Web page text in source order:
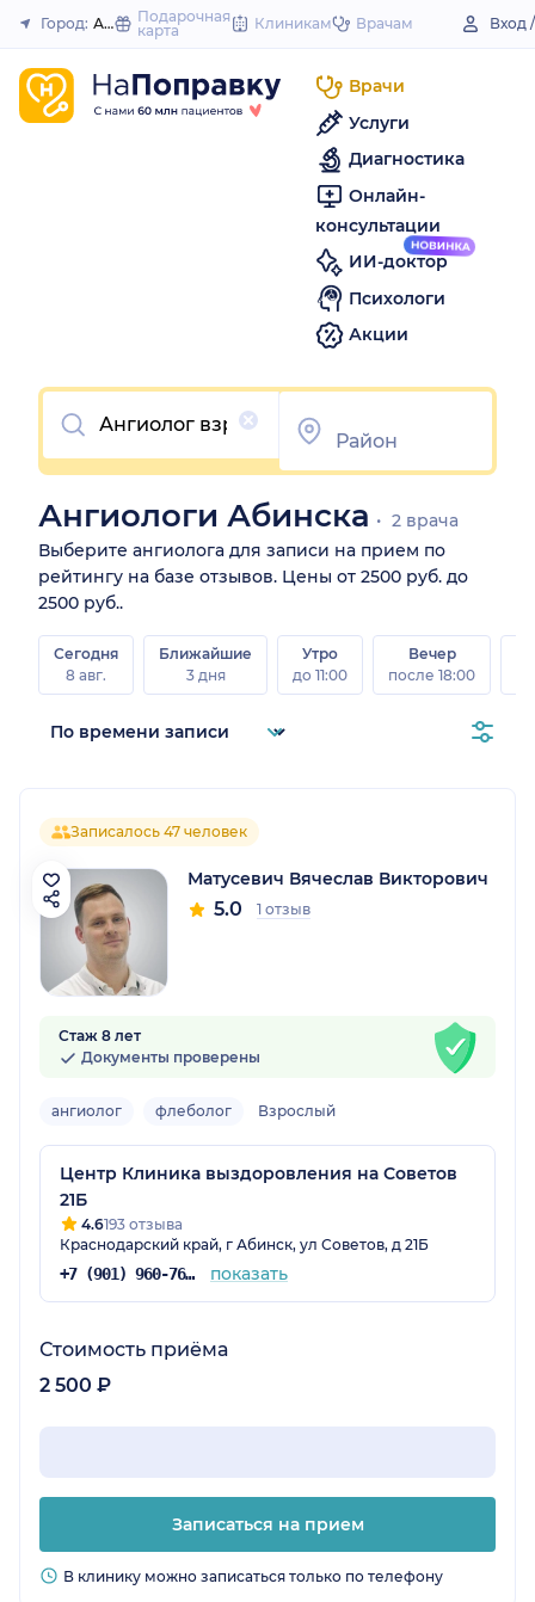
to
Закрыть
Город: АбинскПодарочная
карта
Клиникам Врачам Вход
Врачи
Услуги
Диагностика
Онлайн-
консультации
ИИ-доктор
Психологи
Акции
Очистить
Ангиологи Абинска
2 врача
Выберите ангиолога для записи на прием по
рейтингу на базе отзывов. Цены от 2500 руб. до
2500 руб..
Сегодня
8 авг.
Ближайшие
3 дня
Утро
до 11:00
Вечер
после 18:00
Записалось 47 человек
Матусевич Вячеслав Викторович
5.0 1 отзыв
Стаж 8 лет
Документы проверены
ангиолог флеболог Взрослый
Центр Клиника выздоровления на Советов
21Б
4.6193 отзыва
Краснодарский край, г Абинск, ул Советов, д 21Б
+7 (901) 960-76-09 показать
Стоимость приёма
2 500 ₽
Записаться на прием
В клинику можно записаться только по телефону